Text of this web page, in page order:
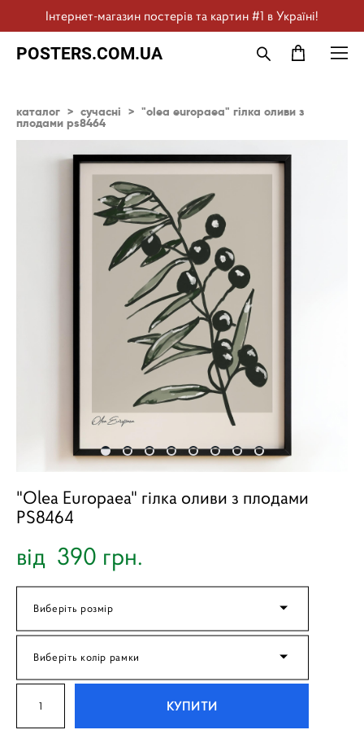
Інтернет-магазин постерів та картин #1 в Україні!
POSTERS.COM.UA
каталог > сучасні > "olea europaea" гілка оливи з
плодами ps8464
"Olea Europaea" гілка оливи з плодами
PS8464
від 390 грн.
Виберіть розмір
Виберіть колір рамки
КУПИТИ